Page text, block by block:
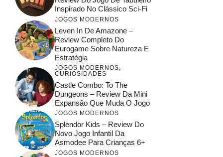
Inspirado No Clássico Sci-Fi
JOGOS MODERNOS
Leven In De Amazone –
Review Completo Do
Eurogame Sobre Natureza E
Estratégia
JOGOS MODERNOS
CURIOSIDADES
Castle Combo: To The
Dungeons – Review Da Mini
Expansão Que Muda O Jogo
JOGOS MODERNOS
Splendor Kids – Review Do
Novo Jogo Infantil Da
Asmodee Para Crianças 6+
JOGOS MODERNOS